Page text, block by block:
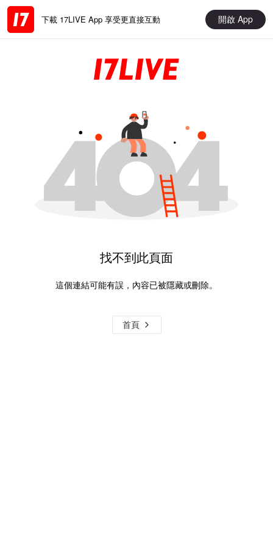
下載 17LIVE App 享受更直接互動 開啟 App
找不到此頁面
這個連結可能有誤，內容已被隱藏或刪除。
首頁